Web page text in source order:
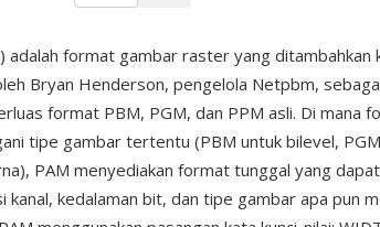
format gambar raster yang ditambahkan
Bryan Henderson, pengelola Netpbm,
format PBM, PGM, dan PPM asli. Di mana
tipe gambar tertentu (PBM untuk bilevel,
PAM menyediakan format tunggal yang dapat
kedalaman bit, dan tipe gambar apa pun